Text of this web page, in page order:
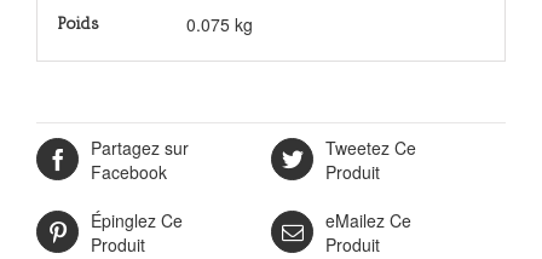
Poids 0.075 kg
Partagez sur
Facebook
Tweetez Ce
Produit
Épinglez Ce
Produit
eMailez Ce
Produit